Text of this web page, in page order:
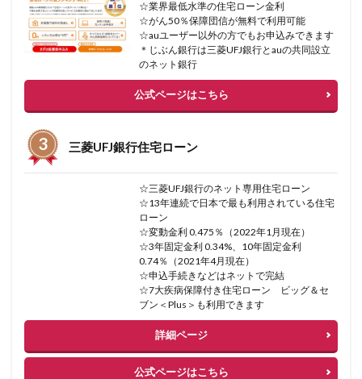
☆業界最低水準の住宅ローン金利
☆がん50％保障団信が無料で利用可能
☆auユーザー以外の方でもお申込みできます
＊じぶん銀行は三菱UFJ銀行とauの共同設立
のネット銀行
公式ページはこちら
三菱UFJ銀行住宅ローン
☆三菱UFJ銀行のネット専用住宅ローン
☆13年連続で日本で最も利用されている住宅
ローン
☆変動金利 0.475％（2022年1月現在）
☆3年固定金利 0.34%、10年固定金利
0.74％（2021年4月現在）
☆申込手続きなどはネットで完結
☆7大疾病保障付き住宅ローン ビッグ＆セ
ブン＜Plus＞も利用できます
詳細ページ
公式ページはこちら